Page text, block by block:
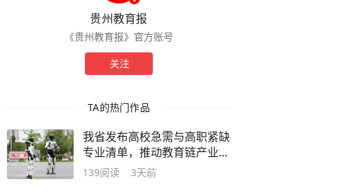
贵州教育报
《贵州教育报》官方账号
关注
TA的热门作品
我省发布高校急需与高职紧缺
专业清单，推动教育链产业链
深度融合
139阅读 3天前